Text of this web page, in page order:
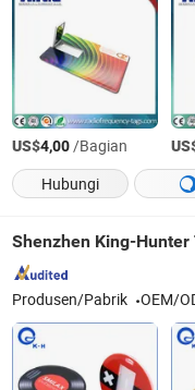
US$4,00/Bagian
Hubungi
Shenzhen King-
Produsen/Pabrik OEM/